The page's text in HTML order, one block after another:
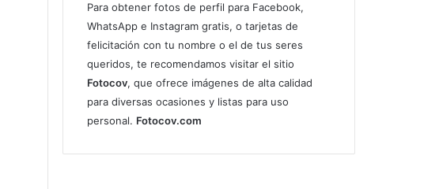
Para obtener fotos de perfil para Facebook,
WhatsApp e Instagram gratis, o tarjetas de
felicitación con tu nombre o el de tus seres
queridos, te recomendamos visitar el sitio
Fotocov, que ofrece imágenes de alta calidad
para diversas ocasiones y listas para uso
personal. Fotocov.com